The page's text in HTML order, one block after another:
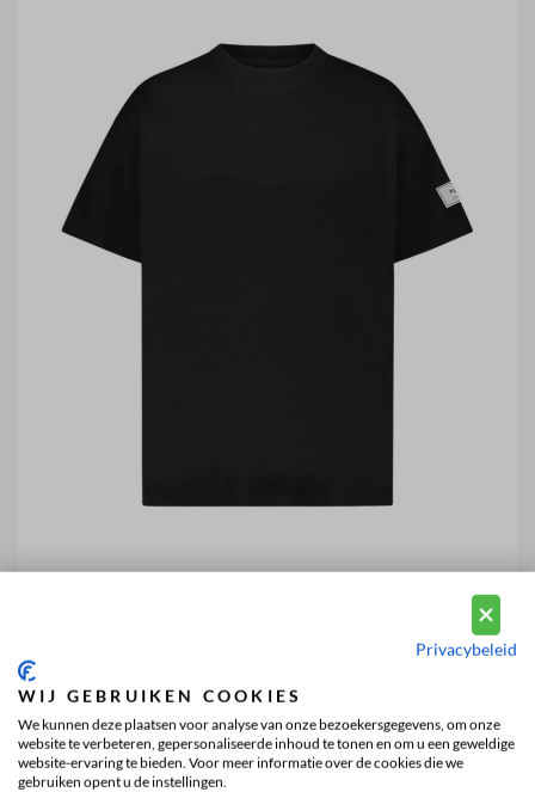
Privacybeleid
WIJ GEBRUIKEN COOKIES
We kunnen deze plaatsen voor analyse van onze bezoekersgegevens, om onze
website te verbeteren, gepersonaliseerde inhoud te tonen en om u een geweldige
website-ervaring te bieden. Voor meer informatie over de cookies die we
gebruiken opent u de instellingen.